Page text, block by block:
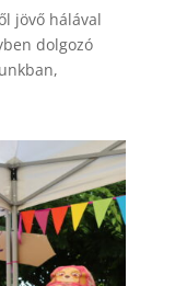
jövő hálával
dolgozó